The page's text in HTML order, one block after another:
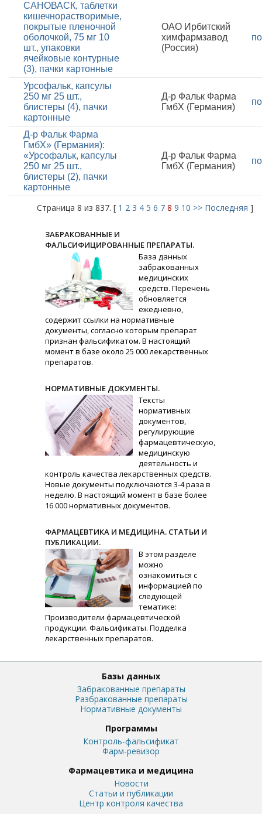
САНОВАСК, таблетки
кишечнорастворимые,
покрытые пленочной
оболочкой, 75 мг 10
шт., упаковки
ячейковые контурные
(3), пачки картонные
ОАО Ирбитский
химфармзавод
(Россия)
Урсофальк, капсулы
250 мг 25 шт.,
блистеры (4), пачки
картонные
Д-р Фальк Фарма
ГмбХ (Германия)
Д-р Фальк Фарма
ГмбХ» (Германия):
«Урсофальк, капсулы
250 мг 25 шт.,
блистеры (2), пачки
картонные
Д-р Фальк Фарма
ГмбХ (Германия)
Страница 8 из 837. [ 1 2 3 4 5 6 7 8 9 10 >> Последняя ]
ЗАБРАКОВАННЫЕ И
ФАЛЬСИФИЦИРОВАННЫЕ ПРЕПАРАТЫ.
База данных
забракованных
медицинских
средств. Перечень
обновляется
ежедневно,
содержит ссылки на нормативные
документы, согласно которым препарат
признан фальсификатом. В настоящий
момент в базе около 25 000 лекарственных
препаратов.
НОРМАТИВНЫЕ ДОКУМЕНТЫ.
Тексты
нормативных
документов,
регулирующие
фармацевтическую,
медицинскую
деятельность и
контроль качества лекарственных средств.
Новые документы подключаются 3-4 раза в
неделю. В настоящий момент в базе более
16 000 нормативных документов.
ФАРМАЦЕВТИКА И МЕДИЦИНА. СТАТЬИ И
ПУБЛИКАЦИИ.
В этом разделе
можно
ознакомиться с
информацией по
следующей
тематике:
Производители фармацевтической
продукции. Фальсификаты. Подделка
лекарственных препаратов.
Базы данных
Забракованные препараты
Разбракованные препараты
Нормативные документы
Программы
Контроль-фальсификат
Фарм-ревизор
Фармацевтика и медицина
Новости
Статьи и публикации
Центр контроля качества